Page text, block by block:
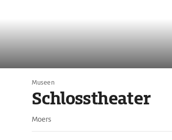
Museen
Schlosstheater
Moers